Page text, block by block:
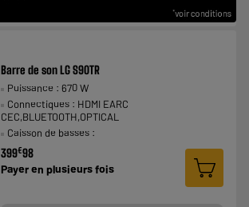
Barre de son LG S90TR
Puissance : 670 W
Connectiques : HDMI EARC
CEC,BLUETOOTH,OPTICAL
Caisson de basses :
399€98
Payer en plusieurs fois